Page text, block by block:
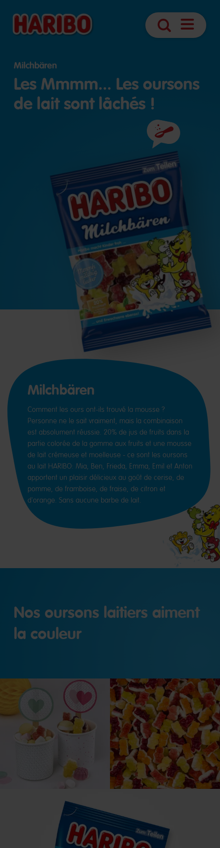
RechercheOuvrir
Milchbären
Les Mmmm... Les oursons
de lait sont lâchés !
Ingrédients
Milchbären
Comment les ours ont-ils trouvé la mousse ?
Personne ne le sait vraiment, mais la combinaison
est absolument réussie. 20% de jus de fruits dans la
partie colorée de la gomme aux fruits et une mousse
de lait crémeuse et moelleuse - ce sont les oursons
au lait HARIBO: Mia, Ben, Frieda, Emma, Emil et Anton
apportent un plaisir délicieux au goût de cerise, de
pomme, de framboise, de fraise, de citron et
d'orange. Sans aucune barbe de lait.
Nos oursons laitiers aiment
la couleur